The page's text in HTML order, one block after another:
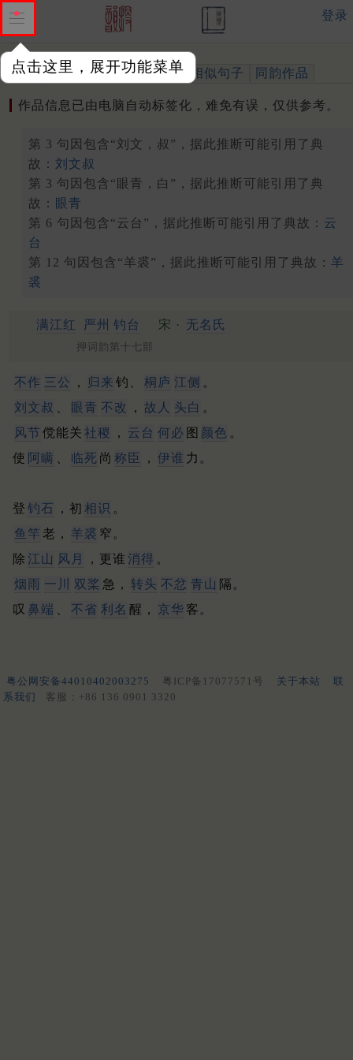
点击这里，展开功能菜单
登录
作品 标注四声 出处、引用 相似句子 同韵作品
作品信息已由电脑自动标签化，难免有误，仅供参考。
第 3 句因包含“刘文，叔”，据此推断可能引用了典
故： 刘文叔
第 3 句因包含“眼青，白”，据此推断可能引用了典
故： 眼青
第 6 句因包含“云台”，据此推断可能引用了典故： 云
台
第 12 句因包含“羊裘”，据此推断可能引用了典故： 羊
裘
满江红 严州 钓台 宋 · 无名氏
押词韵第十七部
不作 三公 ， 归来 钓、 桐庐 江侧 。
刘文叔
眼青 不改 ， 故人 头白 。
风节 傥能关 社稷 ， 云台 何必 图 颜色 。
使 阿瞒 临死 尚 称臣 ， 伊谁 力。
登 钓石 ，初 相识 。
鱼竿 老， 羊裘 窄。
除 江山 风月 ，更谁 消得 。
烟雨 一川 双桨 急， 转头 不忿 青山 隔。
叹 鼻端 不省 利名 醒， 京华 客。
粤公网安备44010402003275 粤ICP备17077571号 关于本站
联
系我们
客服：+86 136 0901 3320